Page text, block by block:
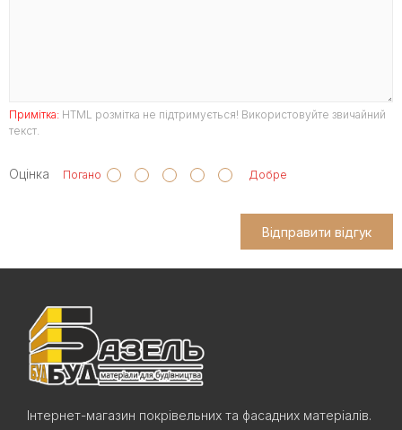
Примітка: HTML розмітка не підтримується! Використовуйте звичайний
текст.
Оцінка Погано Добре
Відправити відгук
Інтернет-магазин покрівельних та фасадних матеріалів.